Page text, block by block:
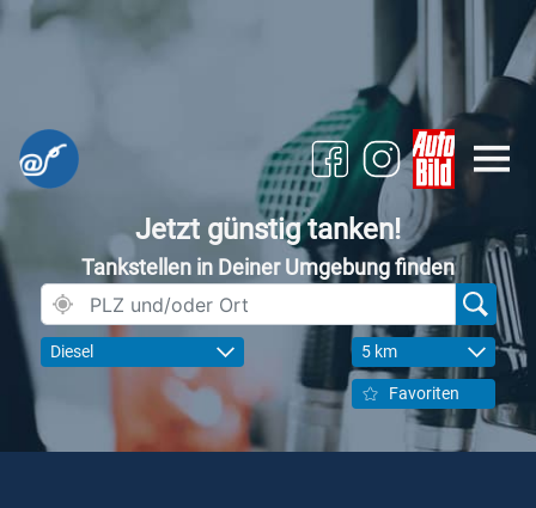
Jetzt günstig tanken!
Tankstellen in Deiner Umgebung finden
Diesel 5 km
Favoriten